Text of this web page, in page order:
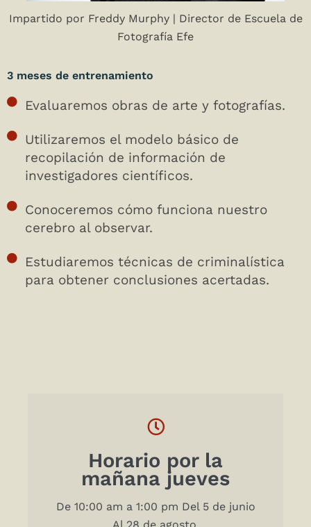
Impartido por Freddy Murphy | Director de Escuela de
Fotografía Efe
3 meses de entrenamiento
Evaluaremos obras de arte y fotografías.
Utilizaremos el modelo básico de
recopilación de información de
investigadores científicos.
Conoceremos cómo funciona nuestro
cerebro al observar.
Estudiaremos técnicas de criminalística
para obtener conclusiones acertadas.
Horario por la
mañana jueves
De 10:00 am a 1:00 pm Del 5 de junio